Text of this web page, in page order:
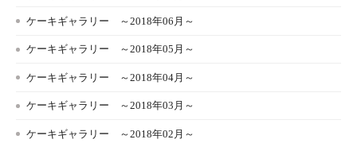
ケーキギャラリー ～2018年06月～
ケーキギャラリー ～2018年05月～
ケーキギャラリー ～2018年04月～
ケーキギャラリー ～2018年03月～
ケーキギャラリー ～2018年02月～